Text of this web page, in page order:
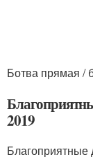
Ботва прямая /
2019
Благоприятные